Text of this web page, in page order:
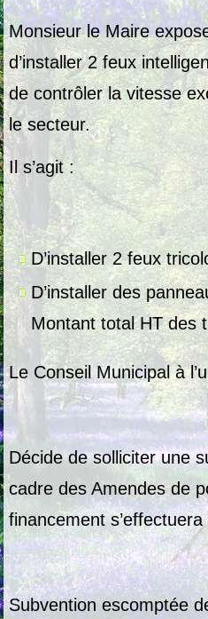
Monsieur le Maire
d’installer 2 feux
de contrôler la vitesse
le secteur.
Il s’agit :
D’installer 2 feux
D’installer des
Montant total HT des
Le Conseil Municipal à
Décide de solliciter une
cadre des Amendes de
financement
Subvention escomptée